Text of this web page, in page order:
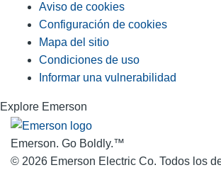
Aviso de cookies
Configuración de cookies
Mapa del sitio
Condiciones de uso
Informar una vulnerabilidad
Explore Emerson
Emerson. Go Boldly.™
© 2026 Emerson Electric Co. Todos los